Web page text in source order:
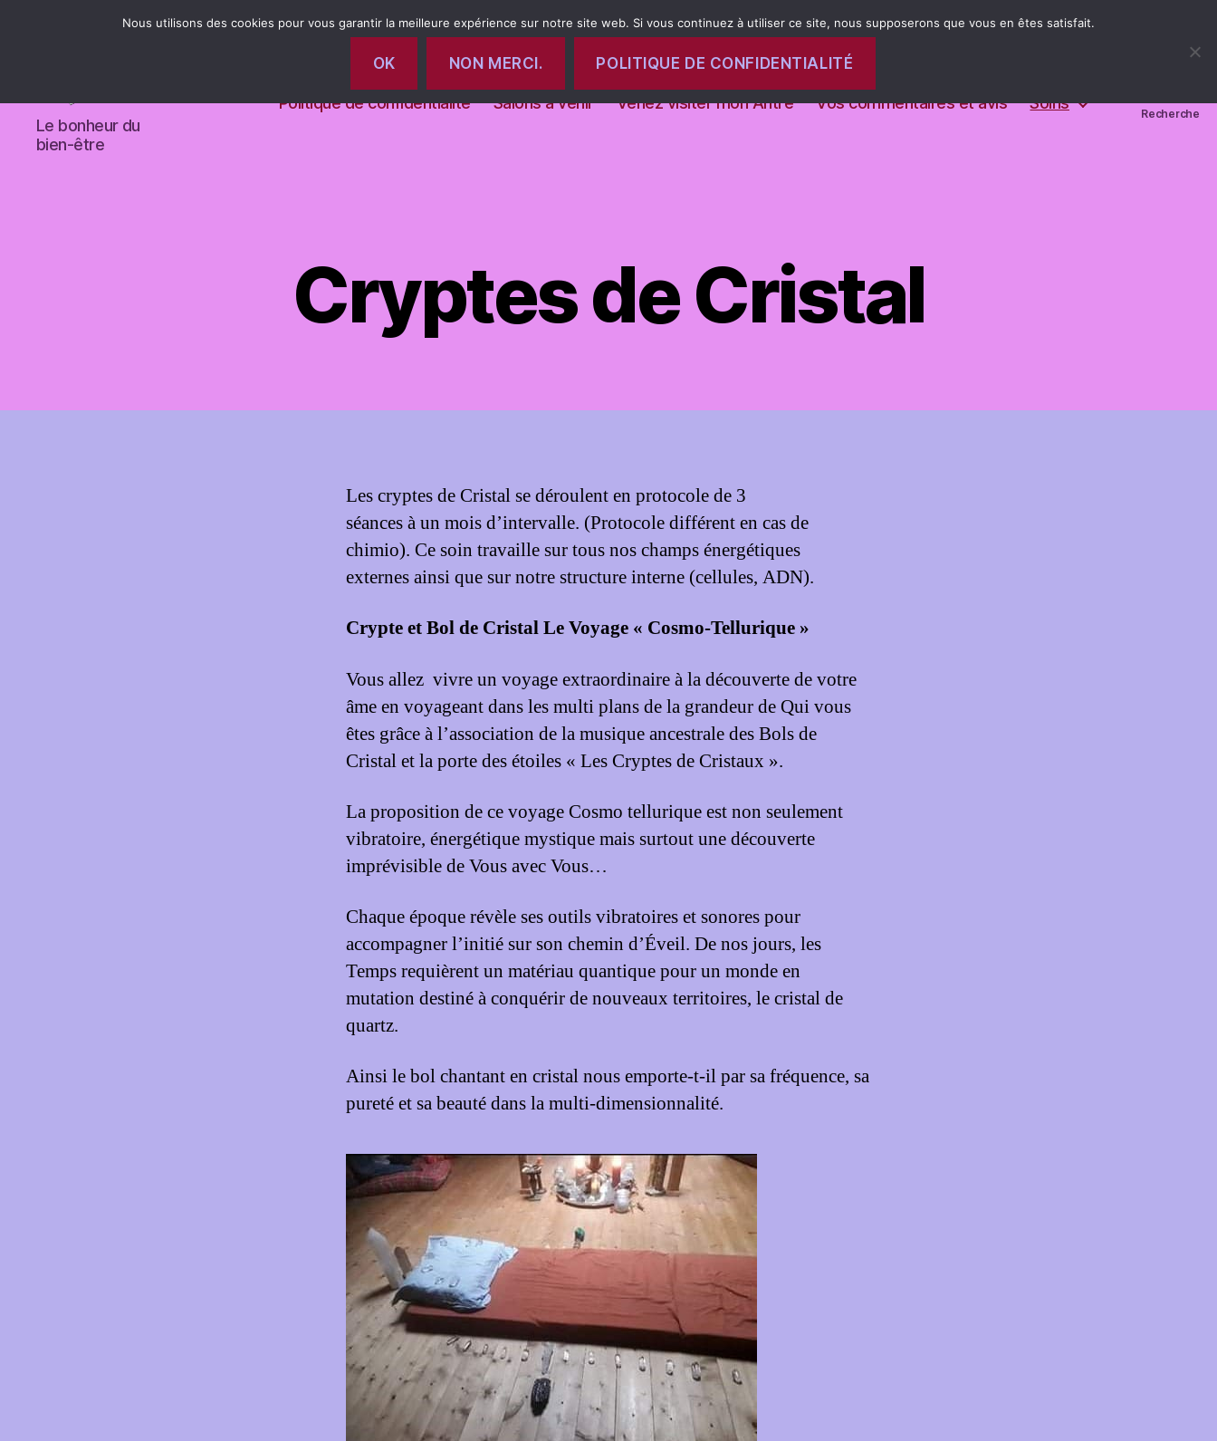
magnetiseur-
limoges
Le bonheur du
bien-être
Politique de confidentialité
Salons à venir Venez visiter mon Antre Vos commentaires et avis Soins
Recherche
Cryptes de Cristal
Les cryptes de Cristal se déroulent en protocole de 3
séances à un mois d’intervalle. (Protocole différent en cas de
chimio). Ce soin travaille sur tous nos champs énergétiques
externes ainsi que sur notre structure interne (cellules, ADN).
Crypte et Bol de Cristal Le Voyage « Cosmo-Tellurique »
Vous allez vivre un voyage extraordinaire à la découverte de votre
âme en voyageant dans les multi plans de la grandeur de Qui vous
êtes grâce à l’association de la musique ancestrale des Bols de
Cristal et la porte des étoiles « Les Cryptes de Cristaux ».
La proposition de ce voyage Cosmo tellurique est non seulement
vibratoire, énergétique mystique mais surtout une découverte
imprévisible de Vous avec Vous…
Chaque époque révèle ses outils vibratoires et sonores pour
accompagner l’initié sur son chemin d’Éveil. De nos jours, les
Temps requièrent un matériau quantique pour un monde en
mutation destiné à conquérir de nouveaux territoires, le cristal de
quartz.
Ainsi le bol chantant en cristal nous emporte-t-il par sa fréquence, sa
pureté et sa beauté dans la multi-dimensionnalité.
Nous utilisons des cookies pour vous garantir la meilleure expérience sur notre site web. Si vous continuez à utiliser ce site, nous supposerons que vous en êtes satisfait.
OK NON MERCI. POLITIQUE DE CONFIDENTIALITÉ